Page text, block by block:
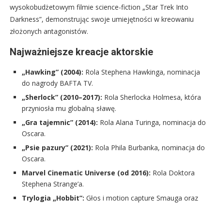
wysokobudżetowym filmie science-fiction „Star Trek Into
Darkness”, demonstrując swoje umiejętności w kreowaniu
złożonych antagonistów.
Najważniejsze kreacje aktorskie
„Hawking” (2004): Rola Stephena Hawkinga, nominacja
do nagrody BAFTA TV.
„Sherlock” (2010–2017): Rola Sherlocka Holmesa, która
przyniosła mu globalną sławę.
„Gra tajemnic” (2014): Rola Alana Turinga, nominacja do
Oscara.
„Psie pazury” (2021): Rola Phila Burbanka, nominacja do
Oscara.
Marvel Cinematic Universe (od 2016): Rola Doktora
Stephena Strange’a.
Trylogia „Hobbit”: Głos i motion capture Smauga oraz